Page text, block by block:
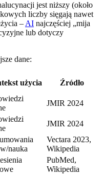
jest niższy (około
liczby sięgają nawet
– AI najczęściej „mija
lub dotyczy
dane:
użycia Źródło
JMIR 2024
JMIR 2024
nauka
Vectara 2023,
Wikipedia
PubMed,
Wikipedia